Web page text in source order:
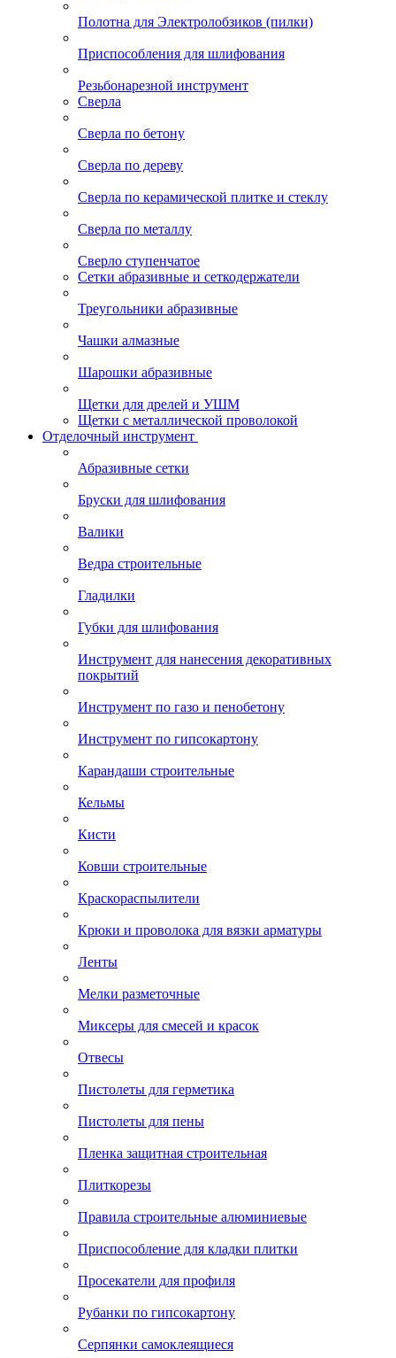
Полотна для Электролобзиков (пилки)
Приспособления для шлифования
Резьбонарезной инструмент
Сверла
Сверла по бетону
Сверла по дереву
Сверла по керамической плитке и стеклу
Сверла по металлу
Сверло ступенчатое
Сетки абразивные и сеткодержатели
Треугольники абразивные
Чашки алмазные
Шарошки абразивные
Щетки для дрелей и УШМ
Щетки с металлической проволокой
Отделочный инструмент
Абразивные сетки
Бруски для шлифования
Валики
Ведра строительные
Гладилки
Губки для шлифования
Инструмент для нанесения декоративных
покрытий
Инструмент по газо и пенобетону
Инструмент по гипсокартону
Карандаши строительные
Кельмы
Кисти
Ковши строительные
Краскораспылители
Крюки и проволока для вязки арматуры
Ленты
Мелки разметочные
Миксеры для смесей и красок
Отвесы
Пистолеты для герметика
Пистолеты для пены
Пленка защитная строительная
Плиткорезы
Правила строительные алюминиевые
Приспособление для кладки плитки
Просекатели для профиля
Рубанки по гипсокартону
Серпянки самоклеящиеся